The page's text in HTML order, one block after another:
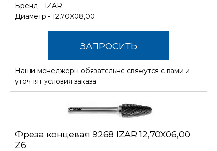
Бренд - IZAR
Диаметр - 12,70X08,00
ЗАПРОСИТЬ
СТОИМОСТЬ
Наши менеджеры обязательно свяжутся с вами и
уточнят условия заказа
Фреза концевая 9268 IZAR 12,70X06,00
Z6